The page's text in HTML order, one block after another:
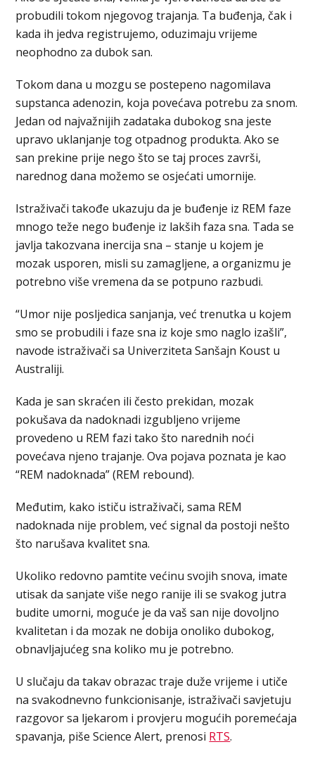
probudili tokom njegovog trajanja. Ta buđenja, čak i
kada ih jedva registrujemo, oduzimaju vrijeme
neophodno za dubok san.
Tokom dana u mozgu se postepeno nagomilava
supstanca adenozin, koja povećava potrebu za snom.
Jedan od najvažnijih zadataka dubokog sna jeste
upravo uklanjanje tog otpadnog produkta. Ako se
san prekine prije nego što se taj proces završi,
narednog dana možemo se osjećati umornije.
Istraživači takođe ukazuju da je buđenje iz REM faze
mnogo teže nego buđenje iz lakših faza sna. Tada se
javlja takozvana inercija sna – stanje u kojem je
mozak usporen, misli su zamagljene, a organizmu je
potrebno više vremena da se potpuno razbudi.
“Umor nije posljedica sanjanja, već trenutka u kojem
smo se probudili i faze sna iz koje smo naglo izašli”,
navode istraživači sa Univerziteta Sanšajn Koust u
Australiji.
Kada je san skraćen ili često prekidan, mozak
pokušava da nadoknadi izgubljeno vrijeme
provedeno u REM fazi tako što narednih noći
povećava njeno trajanje. Ova pojava poznata je kao
“REM nadoknada” (REM rebound).
Međutim, kako ističu istraživači, sama REM
nadoknada nije problem, već signal da postoji nešto
što narušava kvalitet sna.
Ukoliko redovno pamtite većinu svojih snova, imate
utisak da sanjate više nego ranije ili se svakog jutra
budite umorni, moguće je da vaš san nije dovoljno
kvalitetan i da mozak ne dobija onoliko dubokog,
obnavljajućeg sna koliko mu je potrebno.
U slučaju da takav obrazac traje duže vrijeme i utiče
na svakodnevno funkcionisanje, istraživači savjetuju
razgovor sa ljekarom i provjeru mogućih poremećaja
spavanja, piše Science Alert, prenosi RTS.